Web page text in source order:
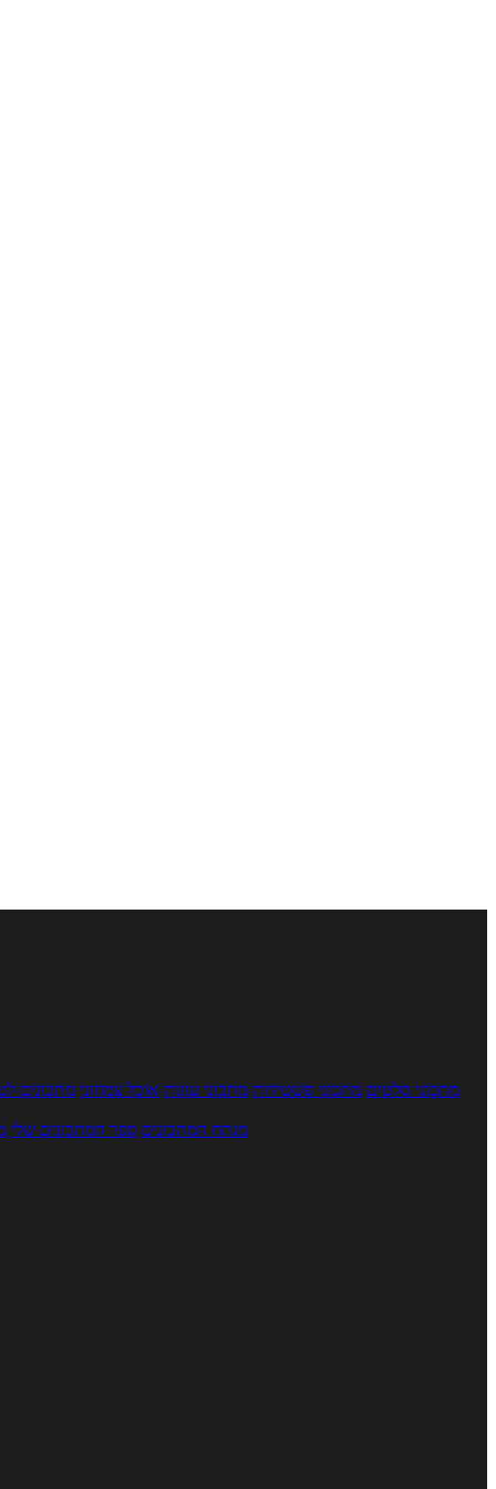
מתכוני סלטים מתכוני פשטידות מתכוני עוגות אוכל צמחוני מתכונים
מנתח המתכונים ספר המתכונים שלי